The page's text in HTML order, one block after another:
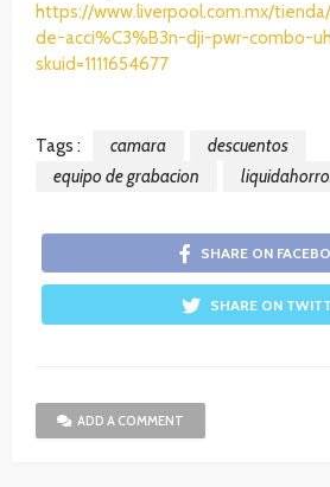
https://www.liverpool.com.mx/
de-acci%C3%B3n-dji-pwr-combo-
skuid=1111654677
Tags : camara
descuentos
equipo de grabacion
SHARE ON
SHARE ON
ADD A COMMENT